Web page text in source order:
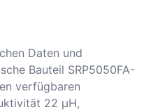
Daten und
Bauteil SRP5050FA-
verfügbaren
22 µH,